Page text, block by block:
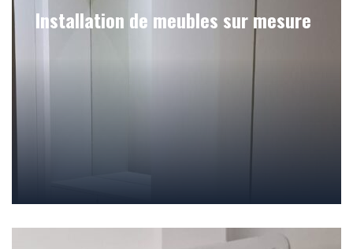
Installation de meubles sur mesure